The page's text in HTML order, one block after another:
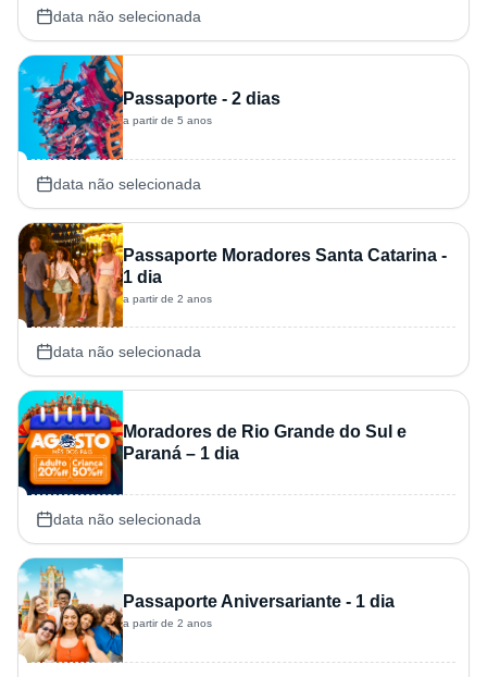
data não selecionada
Passaporte - 2 dias
a partir de 5 anos
data não selecionada
Passaporte Moradores Santa Catarina -
1 dia
a partir de 2 anos
data não selecionada
Moradores de Rio Grande do Sul e
Paraná – 1 dia
data não selecionada
Passaporte Aniversariante - 1 dia
a partir de 2 anos